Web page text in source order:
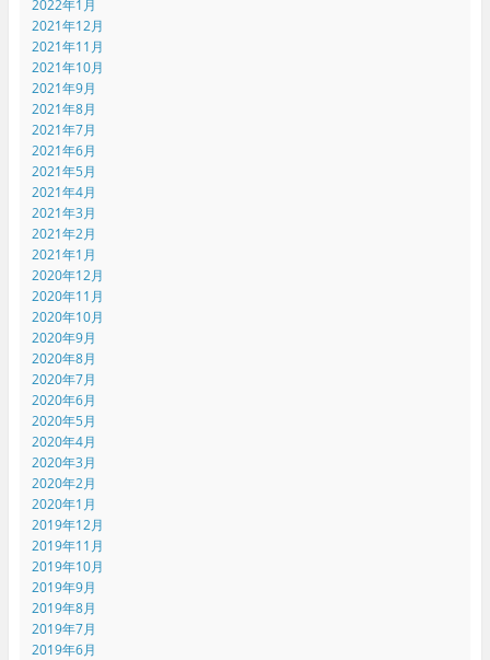
2022年1月
2021年12月
2021年11月
2021年10月
2021年9月
2021年8月
2021年7月
2021年6月
2021年5月
2021年4月
2021年3月
2021年2月
2021年1月
2020年12月
2020年11月
2020年10月
2020年9月
2020年8月
2020年7月
2020年6月
2020年5月
2020年4月
2020年3月
2020年2月
2020年1月
2019年12月
2019年11月
2019年10月
2019年9月
2019年8月
2019年7月
2019年6月